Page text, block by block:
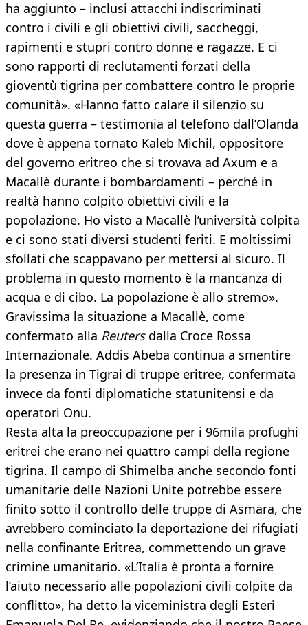
ha aggiunto – inclusi attacchi indiscriminati
contro i civili e gli obiettivi civili, saccheggi,
rapimenti e stupri contro donne e ragazze. E ci
sono rapporti di reclutamenti forzati della
gioventù tigrina per combattere contro le proprie
comunità». «Hanno fatto calare il silenzio su
questa guerra – testimonia al telefono dall’Olanda
dove è appena tornato Kaleb Michil, oppositore
del governo eritreo che si trovava ad Axum e a
Macallè durante i bombardamenti – perché in
realtà hanno colpito obiettivi civili e la
popolazione. Ho visto a Macallè l’università colpita
e ci sono stati diversi studenti feriti. E moltissimi
sfollati che scappavano per mettersi al sicuro. Il
problema in questo momento è la mancanza di
acqua e di cibo. La popolazione è allo stremo».
Gravissima la situazione a Macallè, come
confermato alla Reutersdalla Croce Rossa
Internazionale. Addis Abeba continua a smentire
la presenza in Tigrai di truppe eritree, confermata
invece da fonti diplomatiche statunitensi e da
operatori Onu.
Resta alta la preoccupazione per i 96mila profughi
eritrei che erano nei quattro campi della regione
tigrina. Il campo di Shimelba anche secondo fonti
umanitarie delle Nazioni Unite potrebbe essere
finito sotto il controllo delle truppe di Asmara, che
avrebbero cominciato la deportazione dei rifugiati
nella confinante Eritrea, commettendo un grave
crimine umanitario. «L’Italia è pronta a fornire
l’aiuto necessario alle popolazioni civili colpite da
conflitto», ha detto la viceministra degli Esteri